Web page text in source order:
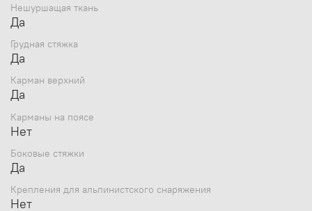
Нешуршащая ткань
Да
Грудная стяжка
Да
Карман верхний
Да
Карманы на поясе
Нет
Боковые стяжки
Да
Крепления для альпинистского снаряжения
Нет